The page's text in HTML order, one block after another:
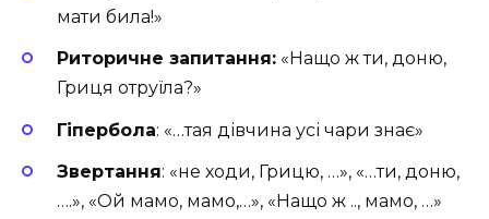
мати била!»
Риторичне запитання: «Нащо ж ти, доню,
Гриця отруїла?»
Гіпербола: «…тая дівчина усі чари знає»
Звертання: «не ходи, Грицю, …», «…ти, доню,
….», «Ой мамо, мамо,…», «Нащо ж .., мамо, …»